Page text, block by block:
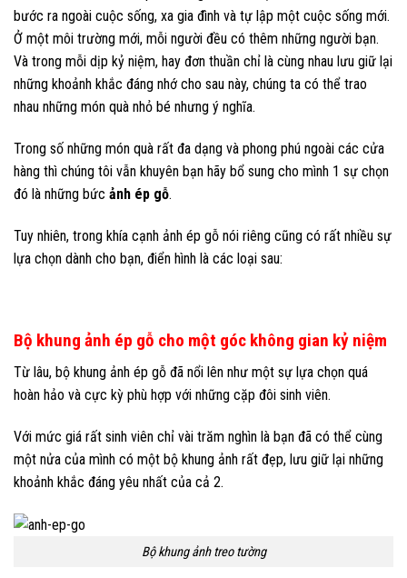
bước ra ngoài cuộc sống, xa gia đình và tự lập một cuộc sống mới.
Ở một môi trường mới, mỗi người đều có thêm những người bạn.
Và trong mỗi dịp kỷ niệm, hay đơn thuần chỉ là cùng nhau lưu giữ lại
những khoảnh khắc đáng nhớ cho sau này, chúng ta có thể trao
nhau những món quà nhỏ bé nhưng ý nghĩa.
Trong số những món quà rất đa dạng và phong phú ngoài các cửa
hàng thì chúng tôi vẫn khuyên bạn hãy bổ sung cho mình 1 sự chọn
đó là những bức ảnh ép gỗ.
Tuy nhiên, trong khía cạnh ảnh ép gỗ nói riêng cũng có rất nhiều sự
lựa chọn dành cho bạn, điển hình là các loại sau:
Bộ khung ảnh ép gỗ cho một góc không gian kỷ niệm
Từ lâu, bộ khung ảnh ép gỗ đã nổi lên như một sự lựa chọn quá
hoàn hảo và cực kỳ phù hợp với những cặp đôi sinh viên.
Với mức giá rất sinh viên chỉ vài trăm nghìn là bạn đã có thể cùng
một nửa của mình có một bộ khung ảnh rất đẹp, lưu giữ lại những
khoảnh khắc đáng yêu nhất của cả 2.
Bộ khung ảnh treo tường